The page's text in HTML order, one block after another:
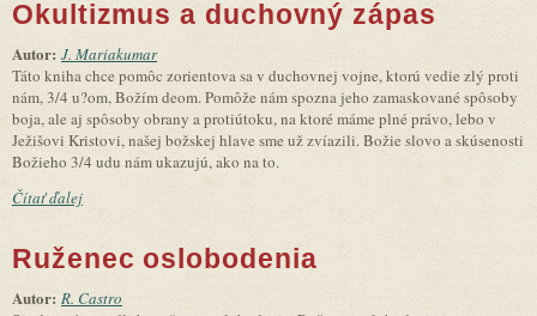
Okultizmus a duchovný zápas
Autor: J. Mariakumar
Táto kniha chce pomôc zorientova sa v duchovnej vojne, ktorú vedie zlý proti
nám, 3/4 u?om, Božím deom. Pomôže nám spozna jeho zamaskované spôsoby
boja, ale aj spôsoby obrany a protiútoku, na ktoré máme plné právo, lebo v
Ježišovi Kristovi, našej božskej hlave sme už zvíazili. Božie slovo a skúsenosti
Božieho 3/4 udu nám ukazujú, ako na to.
Čítať ďalej
Ruženec oslobodenia
Autor: R. Castro